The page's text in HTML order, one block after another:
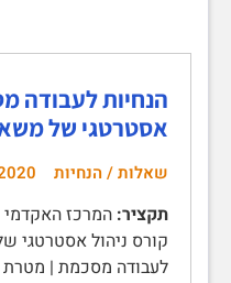
הנחיות לעבודה
אסטרטגי של
שאלות / הנחיות
תקציר: המרכז
קורס ניהול אסטרטגי
לעבודה מסכמת | מטרת